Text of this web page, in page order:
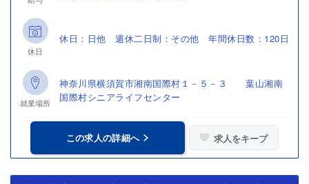
休日
休日：日他 週休二日制：その他 年間休日数：120日
就業場所
神奈川県横須賀市湘南国際村１－５－３ 葉山湘南
国際村シニアライフセンター
この求人の詳細へ 求人をキープ